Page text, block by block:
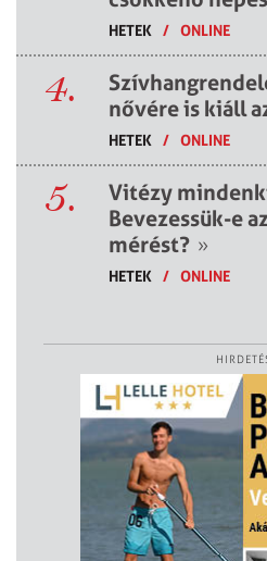
HETEK / ONLINE
4.
nővére is kiáll
HETEK / ONLINE
5.
Vitézy
Bevezessük-e
mérést? »
HETEK / ONLINE